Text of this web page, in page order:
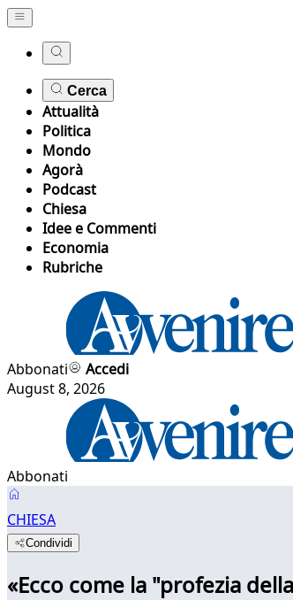
Cerca
Attualità
Politica
Mondo
Agorà
Podcast
Chiesa
Idee e Commenti
Economia
Rubriche
Abbonati
Accedi
August 8, 2026
Abbonati
CHIESA
Condividi
«Ecco come la "profezia